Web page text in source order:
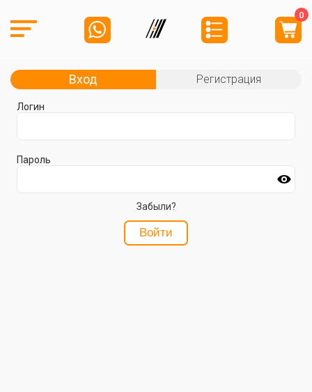
0
Вход Регистрация
Логин
Пароль
Забыли?
Войти